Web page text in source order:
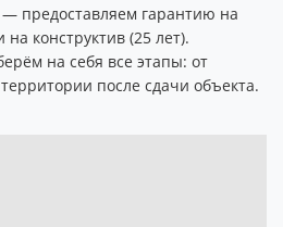
— предоставляем гарантию на
на конструктив (25 лет).
на себя все этапы: от
после сдачи объекта.